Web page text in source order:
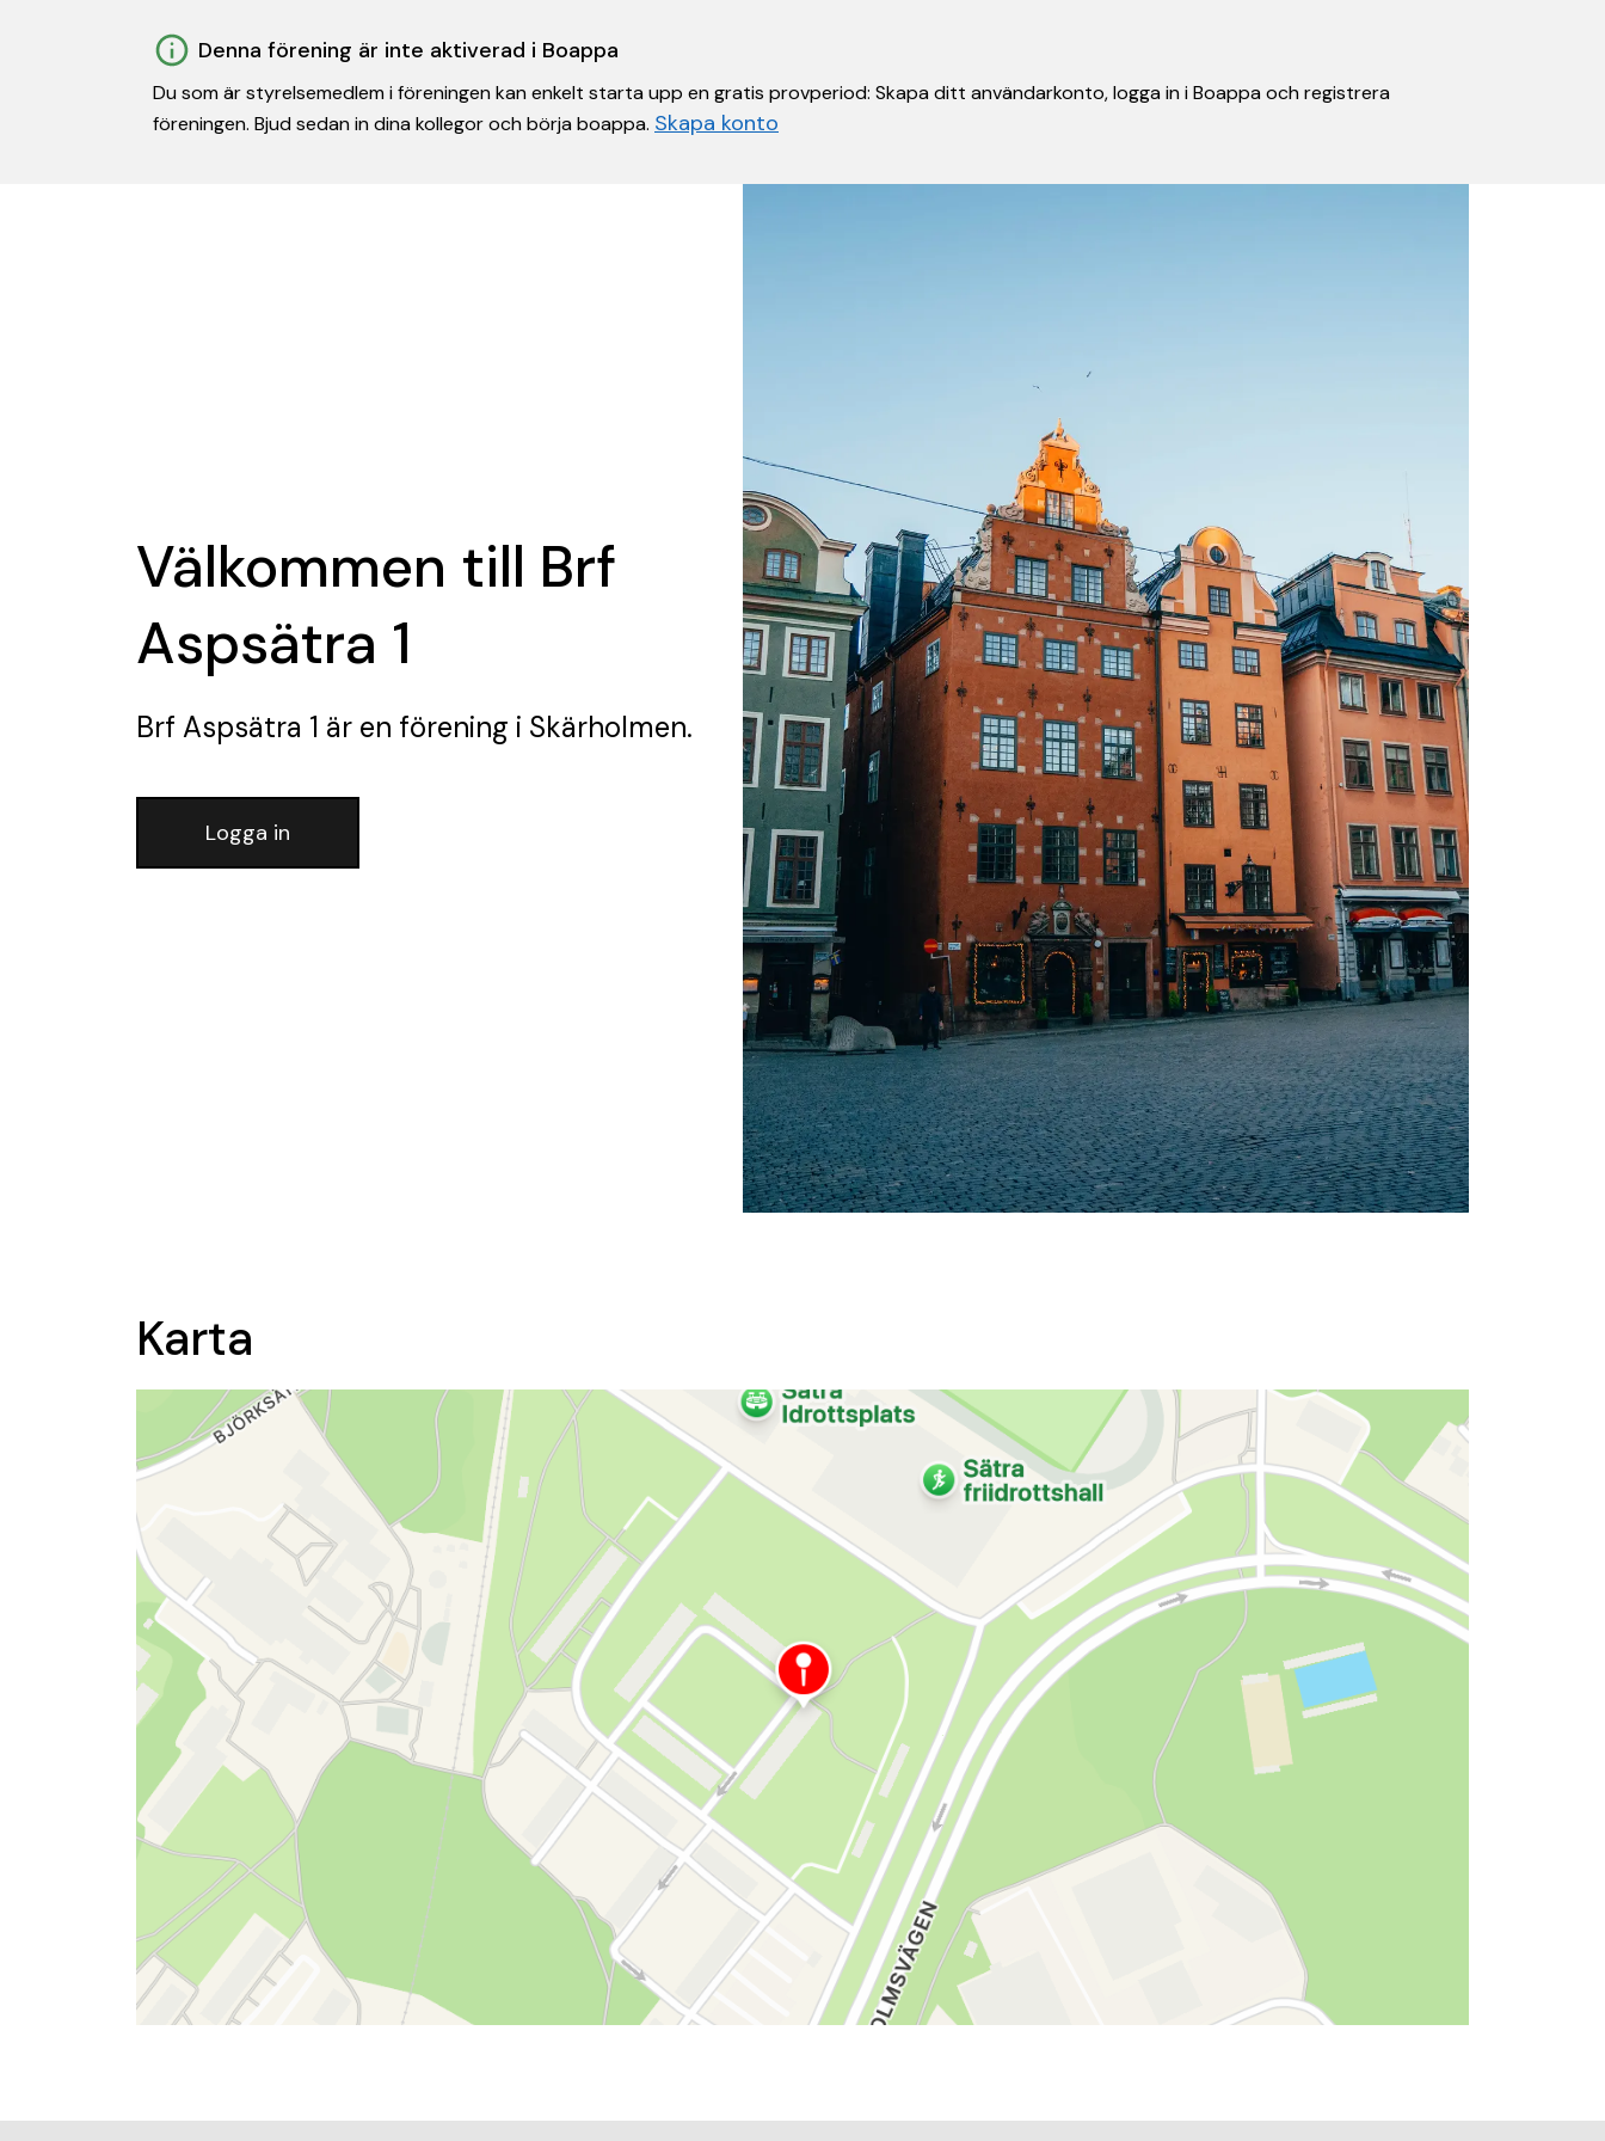
Denna förening är inte aktiverad i Boappa
Du som är styrelsemedlem i föreningen kan enkelt starta upp en gratis provperiod: Skapa ditt användarkonto, logga in i Boappa och registrera
föreningen. Bjud sedan in dina kollegor och börja boappa. Skapa konto
Välkommen till Brf
Aspsätra 1
Brf Aspsätra 1 är en förening i Skärholmen.
Logga in
Karta